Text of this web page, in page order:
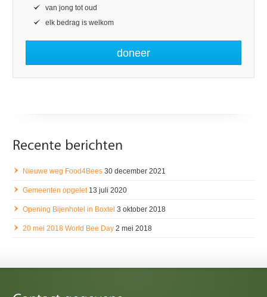
van jong tot oud
elk bedrag is welkom
doneer
Nieuwe weg Food4Bees 30 december 2021
Gemeenten opgelet 13 juli 2020
Opening Bijenhotel in Boxtel 3 oktober 2018
20 mei 2018 World Bee Day 2 mei 2018